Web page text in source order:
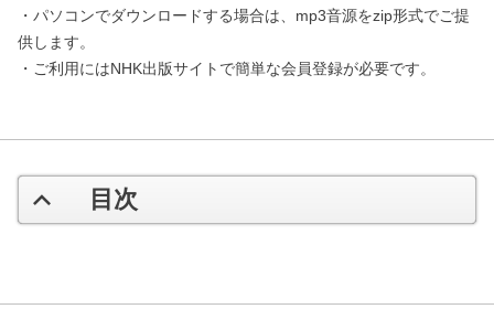
・パソコンでダウンロードする場合は、mp3音源をzip形式でご提
供します。
・ご利用にはNHK出版サイトで簡単な会員登録が必要です。
目次